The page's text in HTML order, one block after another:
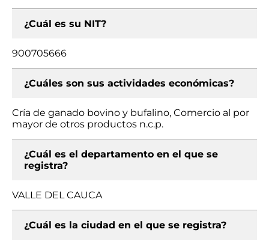
¿Cuál es su NIT?
900705666
¿Cuáles son sus actividades económicas?
Cría de ganado bovino y bufalino, Comercio al por
mayor de otros productos n.c.p.
¿Cuál es el departamento en el que se
registra?
VALLE DEL CAUCA
¿Cuál es la ciudad en el que se registra?